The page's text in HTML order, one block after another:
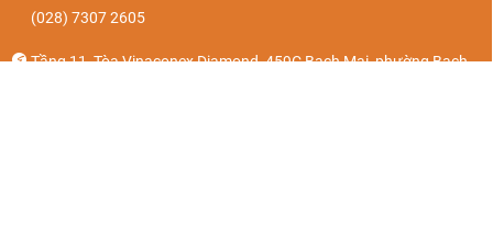
(028) 7307 2605
Tầng 11, Tòa Vinaconex Diamond, 459C Bạch Mai, phường Bạch